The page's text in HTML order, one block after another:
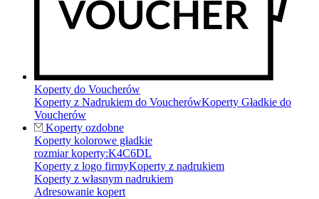
Koperty do Voucherów
Koperty z Nadrukiem do VoucherówKoperty Gładkie do
Voucherów
Koperty ozdobne
Koperty kolorowe gładkie
rozmiar koperty:K4C6DL
Koperty z logo firmyKoperty z nadrukiem
Koperty z własnym nadrukiem
Adresowanie kopert